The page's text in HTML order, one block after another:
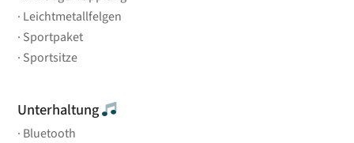
Leichtmetallfelgen
Sportpaket
Sportsitze
Unterhaltung
Bluetooth